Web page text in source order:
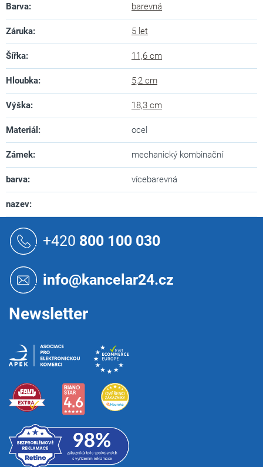
Barva: barevná
Záruka: 5 let
Šířka: 11,6 cm
Hloubka: 5,2 cm
Výška: 18,3 cm
Materiál : ocel
Zámek: mechanický kombinační
barva: vícebarevná
nazev:
+420 800 100 030
info@kancelar24.cz
Newsletter